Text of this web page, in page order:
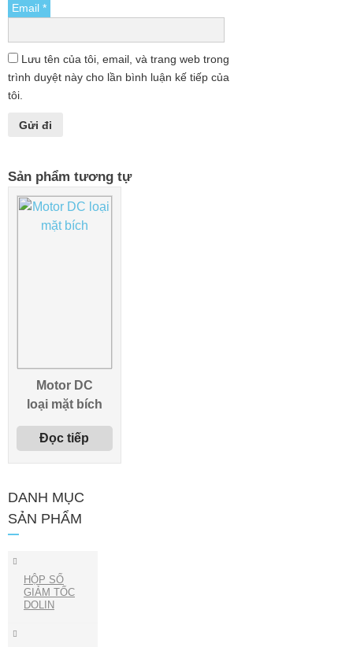
Email *
Lưu tên của tôi, email, và trang web trong
trình duyệt này cho lần bình luận kế tiếp của
tôi.
Sản phẩm tương tự
Motor DC
loại mặt bích
Đọc tiếp
DANH MỤC
SẢN PHẨM
HỘP SỐ
GIẢM TỐC
DOLIN